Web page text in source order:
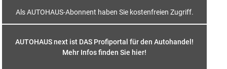
Als AUTOHAUS-Abonnent haben Sie kostenfreien Zugriff.
AUTOHAUS next ist DAS Profiportal für den Autohandel!
Mehr Infos finden Sie hier!